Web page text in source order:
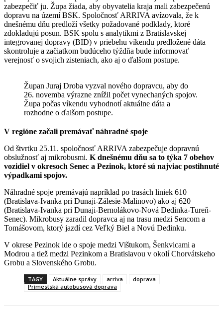
zabezpečiť ju. Župa žiada, aby obyvatelia kraja mali zabezpečenú
dopravu na území BSK. Spoločnosť ARRIVA avízovala, že k
dnešnému dňu predloží všetky požadované podklady, ktoré
zdokladujú posun. BSK spolu s analytikmi z Bratislavskej
integrovanej dopravy (BID) v priebehu víkendu predložené dáta
skontroluje a začiatkom budúceho týždňa bude informovať
verejnosť o svojich zisteniach, ako aj o ďalšom postupe.
Župan Juraj Droba vyzval nového dopravcu, aby do
26. novemba výrazne znížil počet vynechaných spojov.
Župa počas víkendu vyhodnotí aktuálne dáta a
rozhodne o ďalšom postupe.
V regióne začali premávať náhradné spoje
Od štvrtku 25.11. spoločnosť ARRIVA zabezpečuje dopravnú
obslužnosť aj mikrobusmi. K dnešnému dňu sa to týka 7 obehov
vozidiel v okresoch Senec a Pezinok, ktoré sú najviac postihnuté
výpadkami spojov.
Náhradné spoje premávajú napríklad po trasách liniek 610
(Bratislava-Ivanka pri Dunaji-Zálesie-Malinovo) ako aj 620
(Bratislava-Ivanka pri Dunaji-Bernolákovo-Nová Dedinka-Tureň-
Senec). Mikrobusy zaradil dopravca aj na trasu medzi Sencom a
Tomášovom, ktorý jazdí cez Veľký Biel a Novú Dedinku.
V okrese Pezinok ide o spoje medzi Vištukom, Šenkvicami a
Modrou a tiež medzi Pezinkom a Bratislavou v okolí Chorvátskeho
Grobu a Slovenského Grobu.
TAGY Aktuálne správy arriva
doprava
Prímestská autobusová doprava